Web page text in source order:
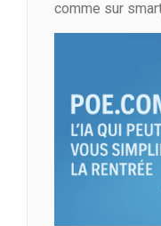
comme sur